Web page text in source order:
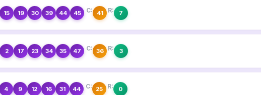
15 19 30 39 44 45 C: 41 R: 7
2 17 23 34 35 47 C: 36 R: 3
4 9 12 16 31 44 C: 25 R: 0